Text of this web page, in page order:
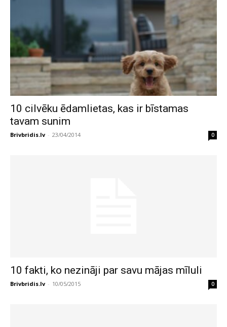
10 cilvēku ēdamlietas, kas ir bīstamas
tavam sunim
Brivbridis.lv - 23/04/2014 0
10 fakti, ko nezināji par savu mājas mīluli
Brivbridis.lv - 10/05/2015 0